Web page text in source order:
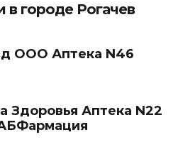
в городе Рогачев
ООО Аптека N46
Здоровья Аптека N22